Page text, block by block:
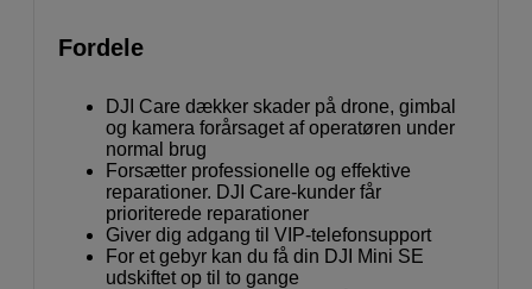
Fordele
DJI Care dækker skader på drone, gimbal
og kamera forårsaget af operatøren under
normal brug
Forsætter professionelle og effektive
reparationer. DJI Care-kunder får
prioriterede reparationer
Giver dig adgang til VIP-telefonsupport
For et gebyr kan du få din DJI Mini SE
udskiftet op til to gange